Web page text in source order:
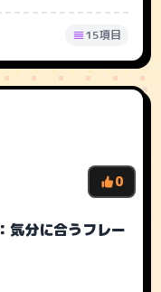
15項目
0
気分に合うフレー